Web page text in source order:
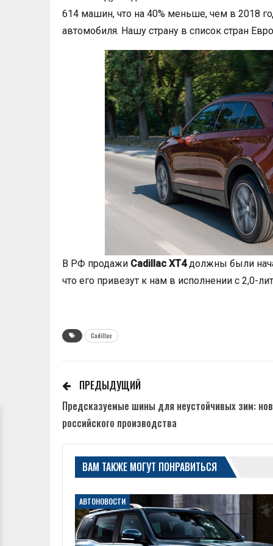
614 машин, что на 40% меньше, чем в 2018
автомобиля. Нашу страну в список стран
В РФ продажи Cadillac XT4должны были
что его привезут к нам в исполнении с 2,0-
Cadillac
ПРЕДЫДУЩИЙ
Предсказуемые шины для неустойчивых зим:
российского производства
ВАМ ТАКЖЕ МОГУТ ПОНРАВИТЬСЯ
АВТОНОВОСТИ